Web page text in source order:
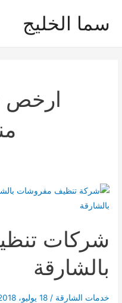
سما الخليج
ارخص
شركات
بالشارقة
خدمات الشارقة /18 يوليو، 2018